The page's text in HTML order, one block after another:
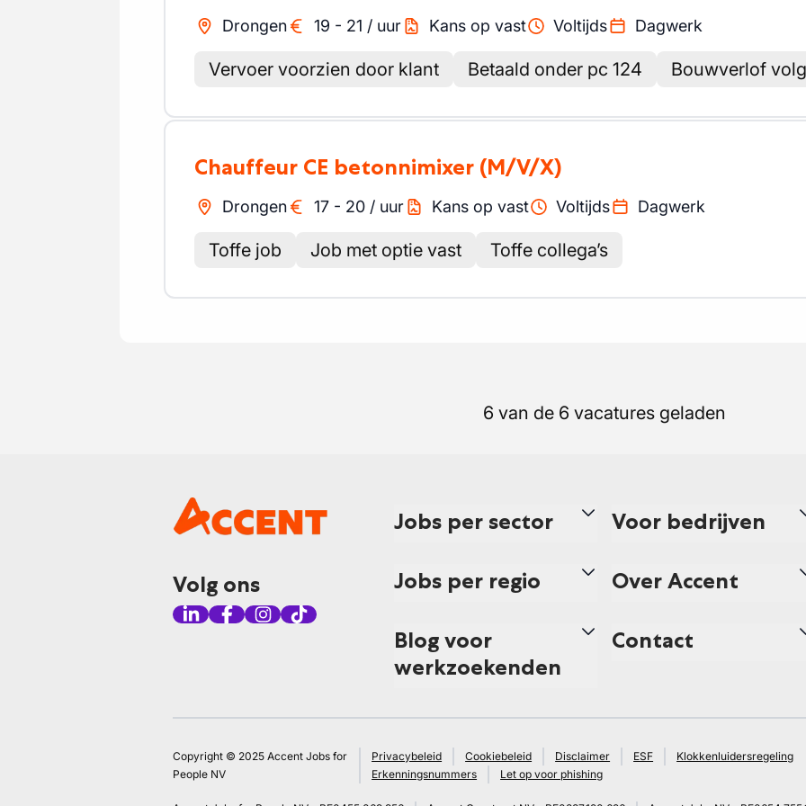
Drongen 19 - 21 / uur Kans op vast Voltijds Dagwerk
Vervoer voorzien door klant Betaald onder pc 124 Bouwverlof
Chauffeur CE betonnimixer (M/V/X)
Drongen 17 - 20 / uur Kans op vast Voltijds Dagwerk
Toffe job Job met optie vast Toffe collega’s
6 van de 6 vacatures geladen
Volg ons
Jobs per sector
Jobs per regio
Blog voor
werkzoekenden
Voor bedrijven
Over Accent
Contact
Copyright © 2025 Accent Jobs for
People NV
Privacybeleid Cookiebeleid Disclaimer ESF
Klokkenluidersregeling
Erkenningsnummers
Let op voor phishing